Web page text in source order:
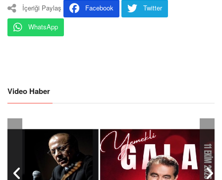
İçeriği Paylaş Facebook
Twitter
WhatsApp
Video Haber